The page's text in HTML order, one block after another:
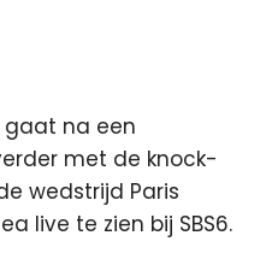
gaat na een
met de knock-
wedstrijd Paris
live te zien bij SBS6.